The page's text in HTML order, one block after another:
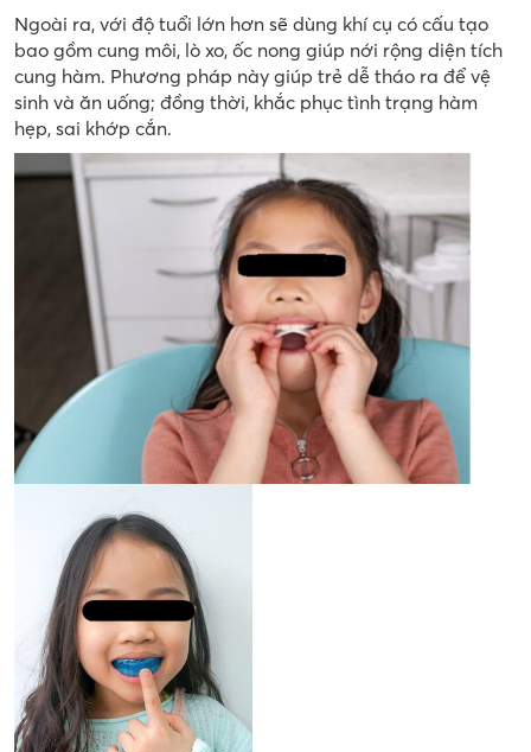
Ngoài ra, với độ tuổi lớn hơn sẽ dùng khí cụ có cấu tạo
bao gồm cung môi, lò xo, ốc nong giúp nới rộng diện tích
cung hàm. Phương pháp này giúp trẻ dễ tháo ra để vệ
sinh và ăn uống; đồng thời, khắc phục tình trạng hàm
hẹp, sai khớp cắn.